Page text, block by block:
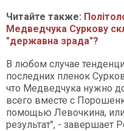
Читайте также:
Медведчука Суркову
"державна зрада"?
В любом случае
последних пленок
что Медведчука нужно
всего вместе с
помощью Левочкина,
результат", - завершает